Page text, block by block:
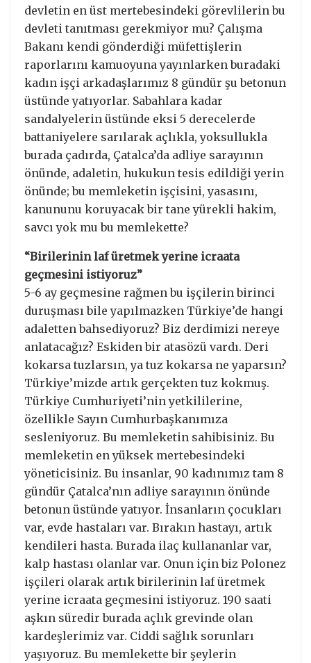
devletin en üst mertebesindeki görevlilerin bu
devleti tanıtması gerekmiyor mu? Çalışma
Bakanı kendi gönderdiği müfettişlerin
raporlarını kamuoyuna yayınlarken buradaki
kadın işçi arkadaşlarımız 8 gündür şu betonun
üstünde yatıyorlar. Sabahlara kadar
sandalyelerin üstünde eksi 5 derecelerde
battaniyelere sarılarak açlıkla, yoksullukla
burada çadırda, Çatalca’da adliye sarayının
önünde, adaletin, hukukun tesis edildiği yerin
önünde; bu memleketin işçisini, yasasını,
kanununu koruyacak bir tane yürekli hakim,
savcı yok mu bu memlekette?
“Birilerinin laf üretmek yerine icraata
geçmesini istiyoruz”
5-6 ay geçmesine rağmen bu işçilerin birinci
duruşması bile yapılmazken Türkiye’de hangi
adaletten bahsediyoruz? Biz derdimizi nereye
anlatacağız? Eskiden bir atasözü vardı. Deri
kokarsa tuzlarsın, ya tuz kokarsa ne yaparsın?
Türkiye’mizde artık gerçekten tuz kokmuş.
Türkiye Cumhuriyeti’nin yetkililerine,
özellikle Sayın Cumhurbaşkanımıza
sesleniyoruz. Bu memleketin sahibisiniz. Bu
memleketin en yüksek mertebesindeki
yöneticisiniz. Bu insanlar, 90 kadınımız tam 8
gündür Çatalca’nın adliye sarayının önünde
betonun üstünde yatıyor. İnsanların çocukları
var, evde hastaları var. Bırakın hastayı, artık
kendileri hasta. Burada ilaç kullananlar var,
kalp hastası olanlar var. Onun için biz Polonez
işçileri olarak artık birilerinin laf üretmek
yerine icraata geçmesini istiyoruz. 190 saati
aşkın süredir burada açlık grevinde olan
kardeşlerimiz var. Ciddi sağlık sorunları
yaşıyoruz. Bu memlekette bir şeylerin